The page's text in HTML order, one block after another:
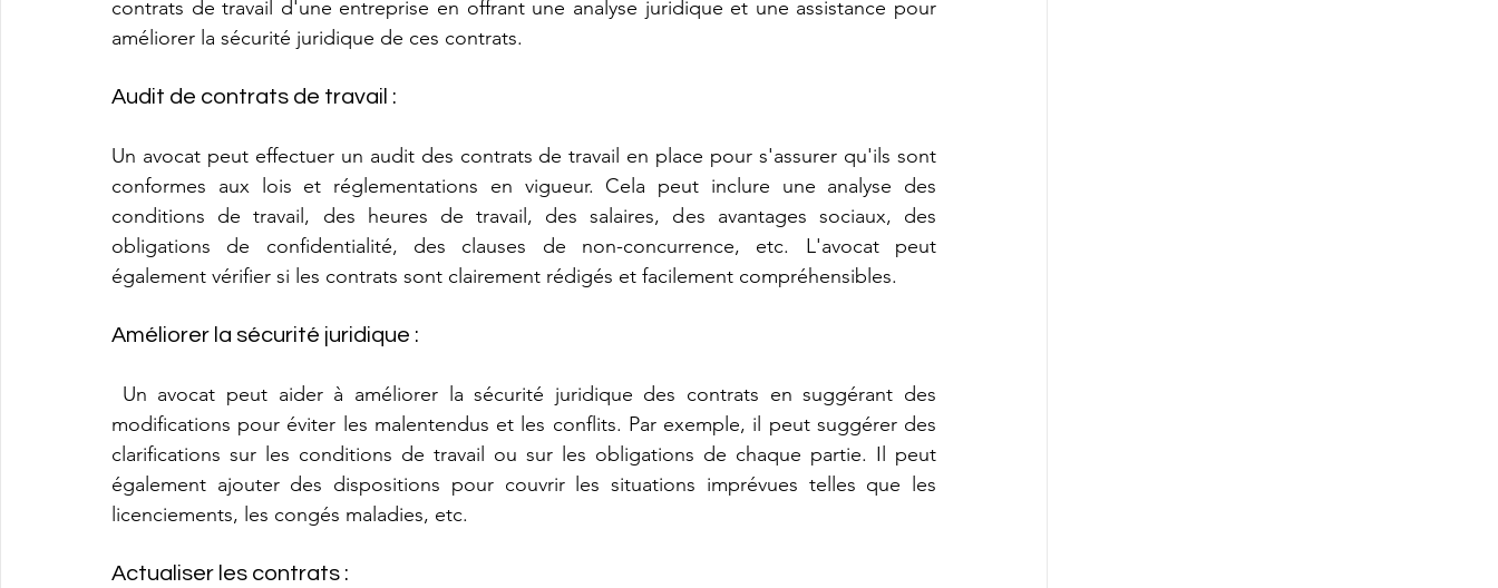
contrats de travail d'une entreprise en offrant une analyse juridique et une assistance pour
améliorer la sécurité juridique de ces contrats.
Audit de contrats de travail :
Un avocat peut effectuer un audit des contrats de travail en place pour s'assurer qu'ils sont
conformes aux lois et réglementations en vigueur. Cela peut inclure une analyse des
conditions de travail, des heures de travail, des salaires, des avantages sociaux, des
obligations de confidentialité, des clauses de non-concurrence, etc. L'avocat peut
également vérifier si les contrats sont clairement rédigés et facilement compréhensibles.
Améliorer la sécurité juridique :
modifications pour éviter les malentendus et les conflits. Par exemple, il peut suggérer des
clarifications sur les conditions de travail ou sur les obligations de chaque partie. Il peut
également ajouter des dispositions pour couvrir les situations imprévues telles que les
licenciements, les congés maladies, etc.
Actualiser les contrats :